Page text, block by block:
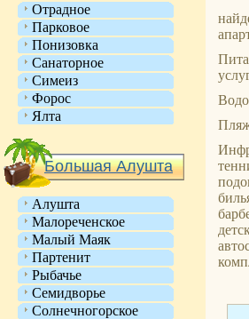
Отрадное
Парковое
Понизовка
Санаторное
Симеиз
Форос
Ялта
Большая Алушта
Алушта
Малореченское
Малый Маяк
Партенит
Рыбачье
Семидворье
Солнечногорское